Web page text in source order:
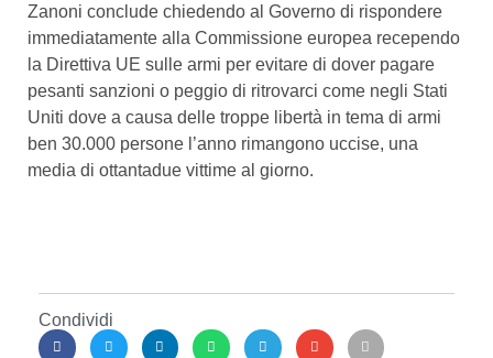
Zanoni conclude chiedendo al Governo di rispondere
immediatamente alla Commissione europea recependo
la Direttiva UE sulle armi per evitare di dover pagare
pesanti sanzioni o peggio di ritrovarci come negli Stati
Uniti dove a causa delle troppe libertà in tema di armi
ben 30.000 persone l’anno rimangono uccise, una
media di ottantadue vittime al giorno.
Condividi